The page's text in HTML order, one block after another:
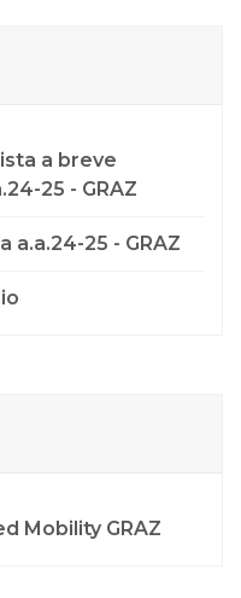
a breve
25 - GRAZ
a.a.24-25 - GRAZ
Mobility GRAZ